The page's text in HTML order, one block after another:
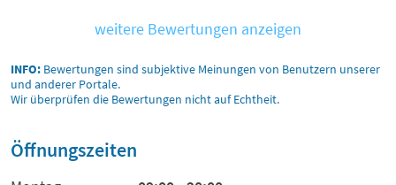
weitere Bewertungen anzeigen
INFO: Bewertungen sind subjektive Meinungen von Benutzern unserer
und anderer Portale.
Wir überprüfen die Bewertungen nicht auf Echtheit.
Öffnungszeiten